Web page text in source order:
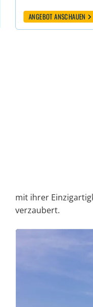
ANGEBOT ANSCHAUEN
mit ihrer
verzaubert.